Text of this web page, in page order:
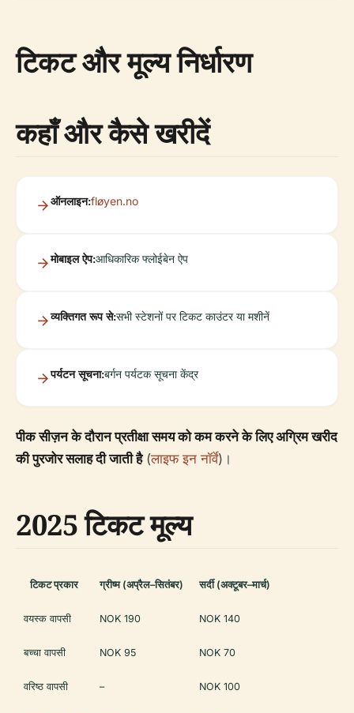
टिकट और मूल्य निर्धारण
कहाँ और कैसे खरीदें
ऑनलाइन:fløyen.no
मोबाइल ऐप:आधिकारिक फ्लोईबेन ऐप
व्यक्तिगत रूप से:सभी स्टेशनों पर टिकट काउंटर या मशीनें
पर्यटन सूचना:बर्गन पर्यटक सूचना केंद्र
पीक सीज़न के दौरान प्रतीक्षा समय को कम करने के लिए अग्रिम खरीद
की पुरजोर सलाह दी जाती है(लाइफ इन नॉर्वे)।
2025 टिकट मूल्य
टिकट प्रकार ग्रीष्म (अप्रैल–सितंबर) सर्दी (अक्टूबर–मार्च)
वयस्क वापसी NOK 190 NOK 140
बच्चा वापसी NOK 95 NOK 70
वरिष्ठ वापसी – NOK 100